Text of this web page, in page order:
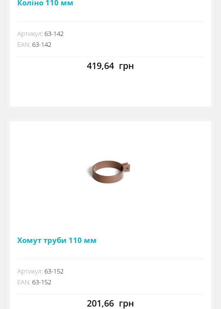
Коліно 110 мм
Артикул: 63-142
EAN: 63-142
419,64 грн
Хомут труби 110 мм
Артикул: 63-152
EAN: 63-152
201,66 грн